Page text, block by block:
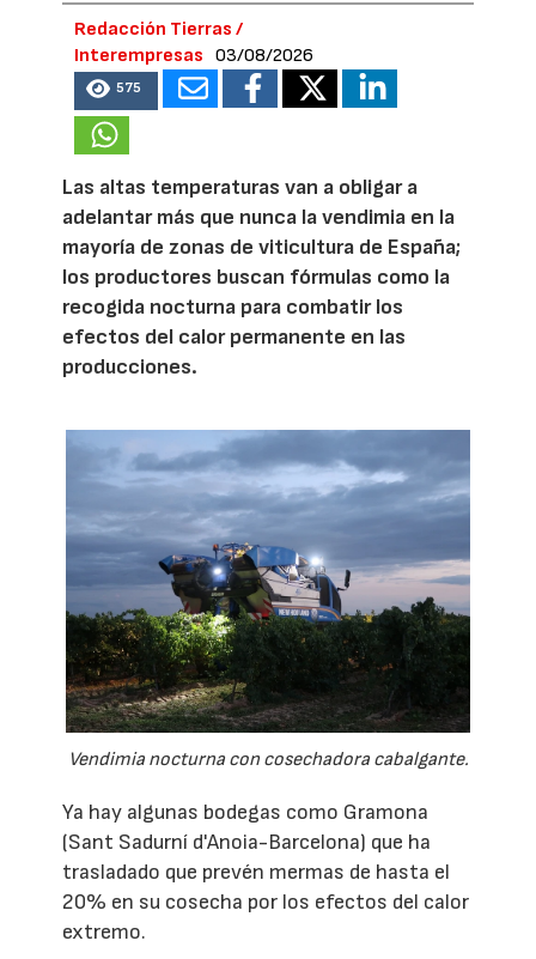
Redacción Tierras /
Interempresas
03/08/2026
575
Las altas temperaturas van a obligar a
adelantar más que nunca la vendimia en la
mayoría de zonas de viticultura de España;
los productores buscan fórmulas como la
recogida nocturna para combatir los
efectos del calor permanente en las
producciones.
Vendimia nocturna con cosechadora cabalgante.
Ya hay algunas bodegas como Gramona
(Sant Sadurní d'Anoia-Barcelona) que ha
trasladado que prevén mermas de hasta el
20% en su cosecha por los efectos del calor
extremo.